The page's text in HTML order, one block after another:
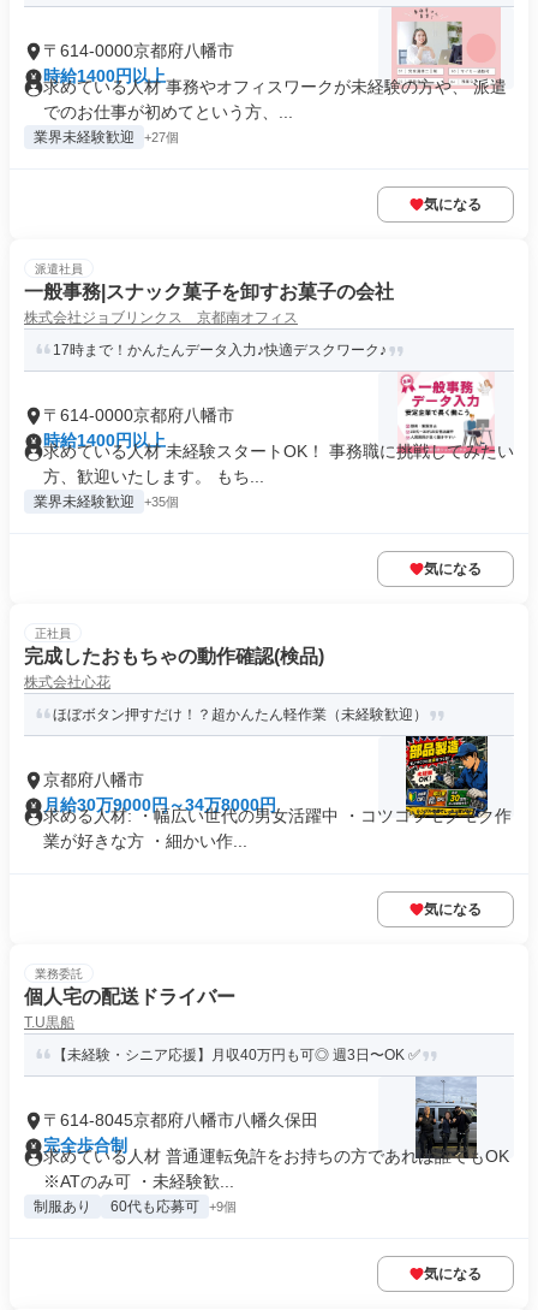
〒614-0000京都府八幡市
時給1400円以上
求めている人材 事務やオフィスワークが未経験の方や、 派遣
でのお仕事が初めてという方、...
業界未経験歓迎 +27個
気になる
派遣社員
一般事務|スナック菓子を卸すお菓子の会社
株式会社ジョブリンクス 京都南オフィス
17時まで！かんたんデータ入力♪快適デスクワーク♪
〒614-0000京都府八幡市
時給1400円以上
求めている人材 未経験スタートOK！ 事務職に挑戦してみたい
方、歓迎いたします。 もち...
業界未経験歓迎 +35個
気になる
正社員
完成したおもちゃの動作確認(検品)
株式会社心花
ほぼボタン押すだけ！？超かんたん軽作業（未経験歓迎）
京都府八幡市
月給30万9000円～34万8000円
求める人材: ・幅広い世代の男女活躍中 ・コツコツモクモク作
業が好きな方 ・細かい作...
気になる
業務委託
個人宅の配送ドライバー
T.U黒船
【未経験・シニア応援】月収40万円も可◎ 週3日〜OK ✅
〒614-8045京都府八幡市八幡久保田
完全歩合制
求めている人材 普通運転免許をお持ちの方であれば誰でもOK
※ATのみ可 ・未経験歓...
制服あり 60代も応募可 +9個
気になる